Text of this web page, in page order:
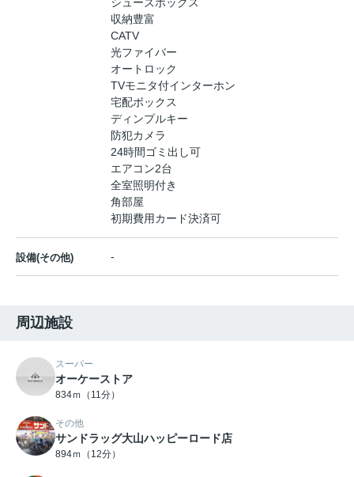
収納豊富
CATV
光ファイバー
オートロック
TVモニタ付インターホン
宅配ボックス
ディンプルキー
防犯カメラ
24時間ゴミ出し可
エアコン2台
全室照明付き
角部屋
初期費用カード決済可
設備(その他) -
周辺施設
スーパー
オーケーストア
834ｍ（11分）
その他
サンドラッグ大山ハッピーロード店
894ｍ（12分）